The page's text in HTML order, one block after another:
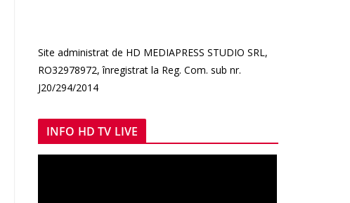
Site administrat de HD MEDIAPRESS STUDIO SRL,
RO32978972, înregistrat la Reg. Com. sub nr.
J20/294/2014
INFO HD TV LIVE